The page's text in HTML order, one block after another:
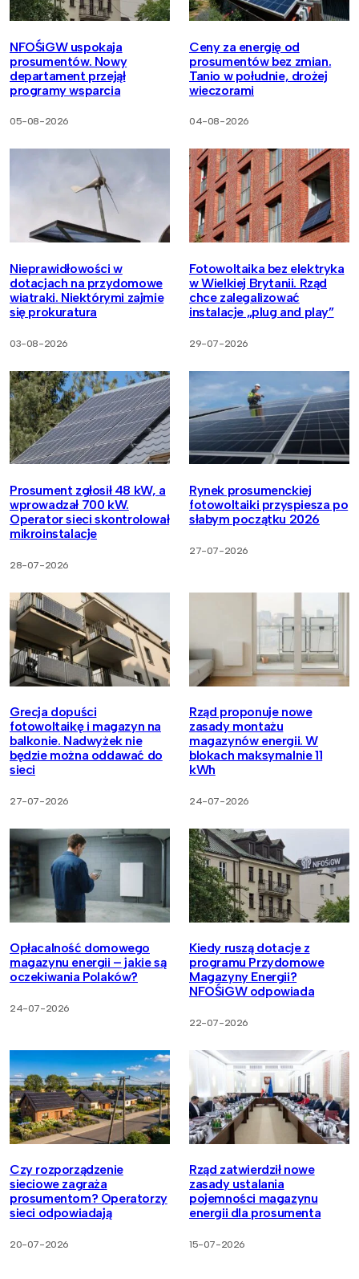
NFOŚiGW uspokaja
prosumentów. Nowy
departament przejął
programy wsparcia
05-08-2026
Ceny za energię od
prosumentów bez zmian.
Tanio w południe, drożej
wieczorami
04-08-2026
Nieprawidłowości w
dotacjach na przydomowe
wiatraki. Niektórymi zajmie
się prokuratura
03-08-2026
Fotowoltaika bez elektryka
w Wielkiej Brytanii. Rząd
chce zalegalizować
instalacje „plug and play”
29-07-2026
Prosument zgłosił 48 kW, a
wprowadzał 700 kW.
Operator sieci skontrolował
mikroinstalacje
28-07-2026
Rynek prosumenckiej
fotowoltaiki przyspiesza po
słabym początku 2026
27-07-2026
Grecja dopuści
fotowoltaikę i magazyn na
balkonie. Nadwyżek nie
będzie można oddawać do
sieci
27-07-2026
Rząd proponuje nowe
zasady montażu
magazynów energii. W
blokach maksymalnie 11
kWh
24-07-2026
Opłacalność domowego
magazynu energii – jakie są
oczekiwania Polaków?
24-07-2026
Kiedy ruszą dotacje z
programu Przydomowe
Magazyny Energii?
NFOŚiGW odpowiada
22-07-2026
Czy rozporządzenie
sieciowe zagraża
prosumentom? Operatorzy
sieci odpowiadają
20-07-2026
Rząd zatwierdził nowe
zasady ustalania
pojemności magazynu
energii dla prosumenta
15-07-2026